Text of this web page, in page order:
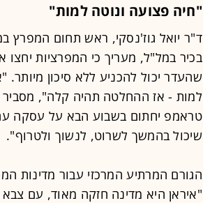
"חיה פצועה ונוטה למות"
בכיר במל"ל, מעריך כי המפרציות
שהעדר יכול להכניע ללא סיכון
למות - אז ההחלטה תהיה קלה", מסביר
טראמפ יחתום בשבוע הבא על עסקה
שיכול בהמשך לשרוט, לנשוך ולטרוף".
הגורם המרתיע המרכזי עבור מדינות
"איראן היא מדינה חזקה מאוד, עם צבא